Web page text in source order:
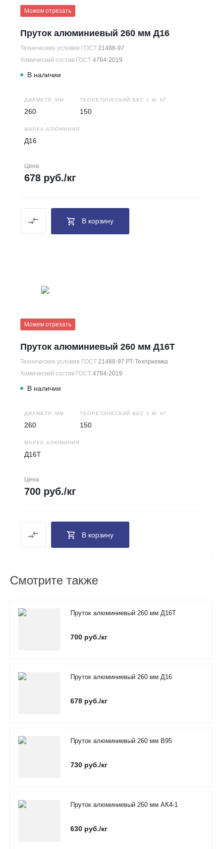
Можем отрезать
Пруток алюминиевый 260 мм Д16
Технические условия ГОСТ 21488-97
Химический состав ГОСТ 4784-2019
В наличии
ДИАМЕТР, ММ
260
ТЕОРЕТИЧЕСКИЙ ВЕС 1 М, КГ
150
МАРКА АЛЮМИНИЯ
Д16
Цена
678 руб./кг
В корзину
Можем отрезать
Пруток алюминиевый 260 мм Д16Т
Технические условия ГОСТ 21488-97 РТ-Техприемка
Химический состав ГОСТ 4784-2019
В наличии
ДИАМЕТР, ММ
260
ТЕОРЕТИЧЕСКИЙ ВЕС 1 М, КГ
150
МАРКА АЛЮМИНИЯ
Д16Т
Цена
700 руб./кг
В корзину
Смотрите также
Пруток алюминиевый 260 мм Д16Т
700 руб./кг
Пруток алюминиевый 260 мм Д16
678 руб./кг
Пруток алюминиевый 260 мм В95
730 руб./кг
Пруток алюминиевый 260 мм АК4-1
630 руб./кг